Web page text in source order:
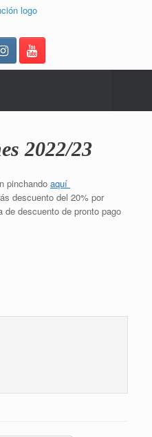
2022/23
pinchando aquí
descuento del 20% por
de descuento de pronto pago